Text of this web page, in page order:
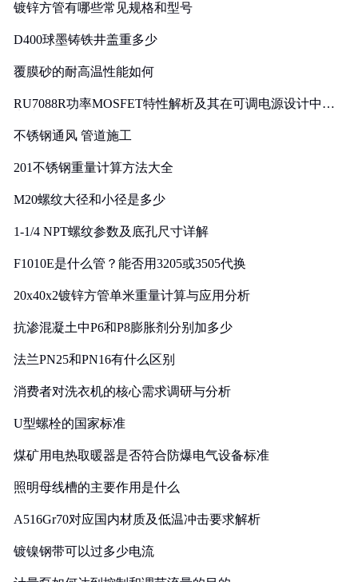
镀锌方管有哪些常见规格和型号
D400球墨铸铁井盖重多少
覆膜砂的耐高温性能如何
RU7088R功率MOSFET特性解析及其在可调电源设计中的
不锈钢通风 管道施工
201不锈钢重量计算方法大全
M20螺纹大径和小径是多少
1-1/4 NPT螺纹参数及底孔尺寸详解
F1010E是什么管？能否用3205或3505代换
20x40x2镀锌方管单米重量计算与应用分析
抗渗混凝土中P6和P8膨胀剂分别加多少
法兰PN25和PN16有什么区别
消费者对洗衣机的核心需求调研与分析
U型螺栓的国家标准
煤矿用电热取暖器是否符合防爆电气设备标准
照明母线槽的主要作用是什么
A516Gr70对应国内材质及低温冲击要求解析
镀镍钢带可以过多少电流